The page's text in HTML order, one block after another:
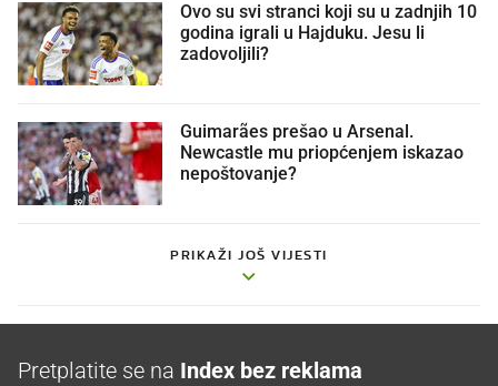
Ovo su svi stranci koji su u zadnjih 10
godina igrali u Hajduku. Jesu li
zadovoljili?
Guimarães prešao u Arsenal.
Newcastle mu priopćenjem iskazao
nepoštovanje?
PRIKAŽI JOŠ VIJESTI
Pretplatite se na Index bez reklama